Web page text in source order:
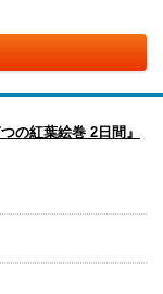
の紅葉絵巻 2日間』